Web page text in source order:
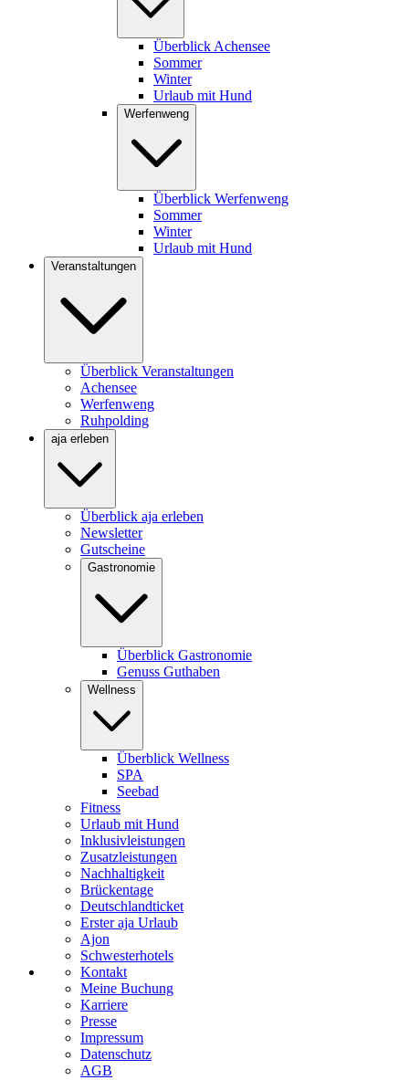
Überblick Achensee
Sommer
Winter
Urlaub mit Hund
Werfenweng
Überblick Werfenweng
Sommer
Winter
Urlaub mit Hund
Veranstaltungen
Überblick Veranstaltungen
Achensee
Werfenweng
Ruhpolding
aja erleben
Überblick aja erleben
Newsletter
Gutscheine
Gastronomie
Überblick Gastronomie
Genuss Guthaben
Wellness
Überblick Wellness
SPA
Seebad
Fitness
Urlaub mit Hund
Inklusivleistungen
Zusatzleistungen
Nachhaltigkeit
Brückentage
Deutschlandticket
Erster aja Urlaub
Ajon
Schwesterhotels
Kontakt
Meine Buchung
Karriere
Presse
Impressum
Datenschutz
AGB